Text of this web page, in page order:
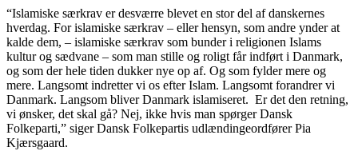
“Islamiske særkrav er desværre blevet en stor del af danskernes
hverdag. For islamiske særkrav – eller hensyn, som andre ynder at
kalde dem, – islamiske særkrav som bunder i religionen Islams
kultur og sædvane – som man stille og roligt får indført i Danmark,
og som der hele tiden dukker nye op af. Og som fylder mere og
mere. Langsomt indretter vi os efter Islam. Langsomt forandrer vi
Danmark. Langsom bliver Danmark islamiseret. Er det den retning,
vi ønsker, det skal gå? Nej, ikke hvis man spørger Dansk
Folkeparti,” siger Dansk Folkepartis udlændingeordfører Pia
Kjærsgaard.